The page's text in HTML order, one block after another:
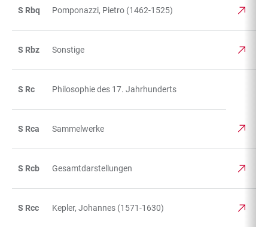
S Rbq Pomponazzi, Pietro (1462-1525)
S Rbz Sonstige
S Rc Philosophie des 17. Jahrhunderts
S Rca Sammelwerke
S Rcb Gesamtdarstellungen
S Rcc Kepler, Johannes (1571-1630)